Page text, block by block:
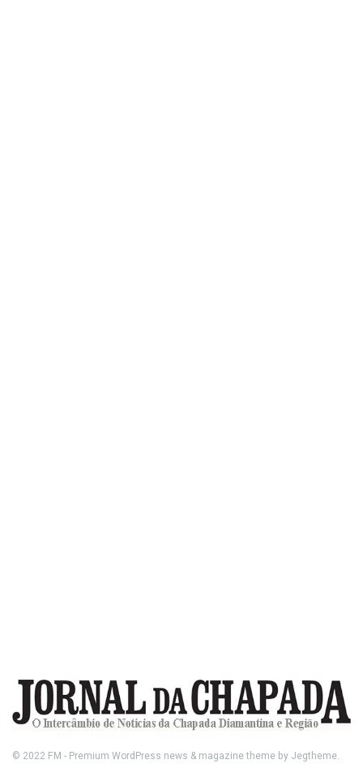
© 2022 FM - Premium WordPress news & magazine theme by Jegtheme.